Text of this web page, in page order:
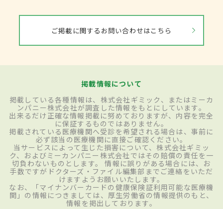
ご掲載に関するお問い合わせはこちら
掲載情報について
掲載している各種情報は、株式会社ギミック、またはミーカ
ンパニー株式会社が調査した情報をもとにしています。
出来るだけ正確な情報掲載に努めておりますが、内容を完全
に保証するものではありません。
掲載されている医療機関へ受診を希望される場合は、事前に
必ず該当の医療機関に直接ご確認ください。
当サービスによって生じた損害について、株式会社ギミッ
ク、およびミーカンパニー株式会社ではその賠償の責任を一
切負わないものとします。 情報に誤りがある場合には、お
手数ですがドクターズ・ファイル編集部までご連絡をいただ
けますようお願いいたします。
なお、「マイナンバーカードの健康保険証利用可能な医療機
関」の情報につきましては、厚生労働省の情報提供のもと、
情報を掲出しております。